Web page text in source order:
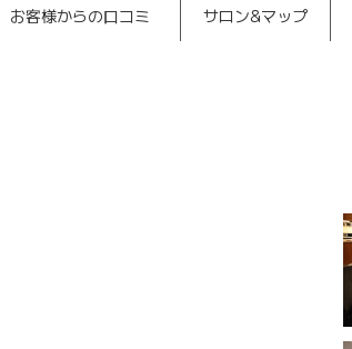
お客様からの口コミ
サロン&マップ